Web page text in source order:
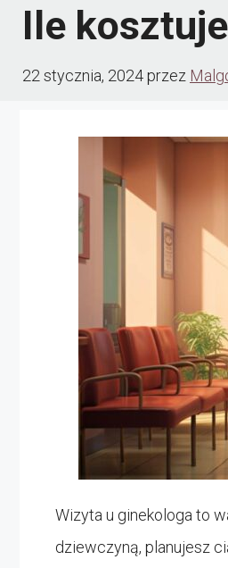
Ile
22 stycznia, 2024przez
Wizyta u ginekologa to
dziewczyną, planujesz